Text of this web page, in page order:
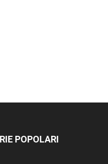
POPOLARI